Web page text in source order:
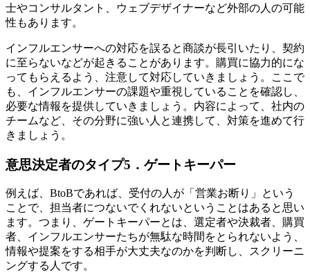
士やコンサルタント、ウェブデザイナーなど外部の人の可能
性もあります。
インフルエンサーへの対応を誤ると商談が長引いたり、契約
に至らないなどが起きることがあります。購買に協力的にな
ってもらえるよう、注意して対応していきましょう。ここで
も、インフルエンサーの課題や重視していることを確認し、
必要な情報を提供していきましょう。内容によって、社内の
チームなど、その分野に強い人と連携して、対策を進めて行
きましょう。
意思決定者のタイプ5．ゲートキーパー
例えば、BtoBであれば、受付の人が「営業お断り」という
ことで、担当者につないでくれないということはあると思い
ます。つまり、ゲートキーパーとは、選定者や決裁者、購買
者、インフルエンサーたちが無駄な時間をとられないよう、
情報や提案をする相手が大丈夫なのかを判断し、スクリーニ
ングする人です。